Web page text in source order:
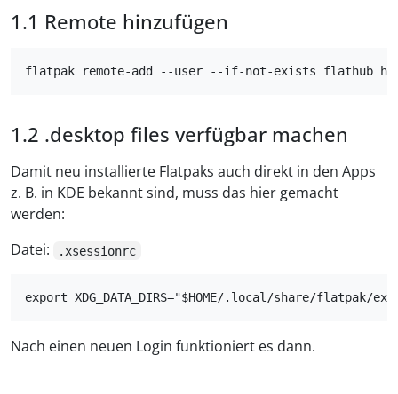
Remote hinzufügen
.desktop files verfügbar machen
Damit neu installierte Flatpaks auch direkt in den Apps
z. B. in KDE bekannt sind, muss das hier gemacht
werden:
Datei:
.xsessionrc
Nach einen neuen Login funktioniert es dann.